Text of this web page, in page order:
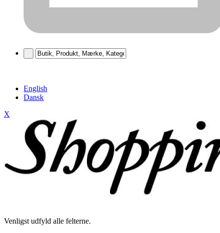
English
Dansk
X
Venligst udfyld alle felterne.